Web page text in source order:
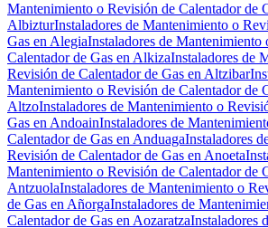
Mantenimiento o Revisión de Calentador de
AlbizturInstaladores de Mantenimiento o
Gas en AlegiaInstaladores de Mantenimiento
Calentador de Gas en AlkizaInstaladores de
Revisión de Calentador de Gas en Altzibar
Mantenimiento o Revisión de Calentador de
AltzoInstaladores de Mantenimiento o
Gas en AndoainInstaladores de
Calentador de Gas en AnduagaInstaladores
Revisión de Calentador de Gas en Anoeta
Mantenimiento o Revisión de Calentador de
AntzuolaInstaladores de Mantenimiento o
de Gas en AñorgaInstaladores de
Calentador de Gas en AozaratzaInstaladores